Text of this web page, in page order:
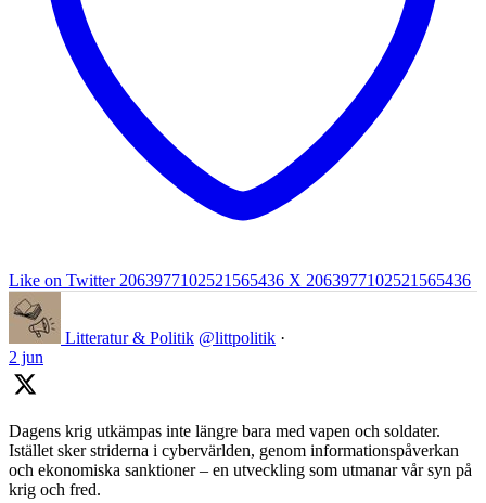
Like on Twitter 2063977102521565436 X 2063977102521565436
Litteratur & Politik @littpolitik ·
2 jun
Dagens krig utkämpas inte längre bara med vapen och soldater.
Istället sker striderna i cybervärlden, genom informationspåverkan
och ekonomiska sanktioner – en utveckling som utmanar vår syn på
krig och fred.